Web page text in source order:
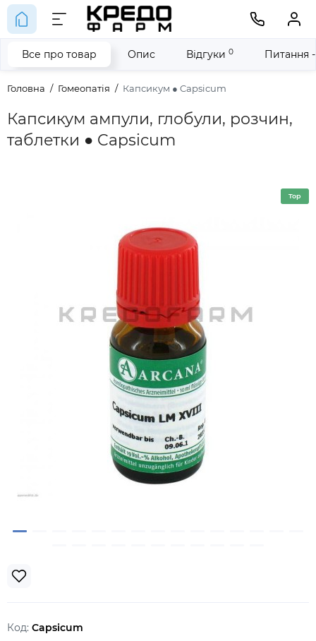
Головна Гомеопатія Капсикум ● Capsicum
Капсикум ампули, глобули, розчин,
таблетки ● Capsicum
Все про товар Опис Відгуки 0 Питання
Top
Код: Capsicum